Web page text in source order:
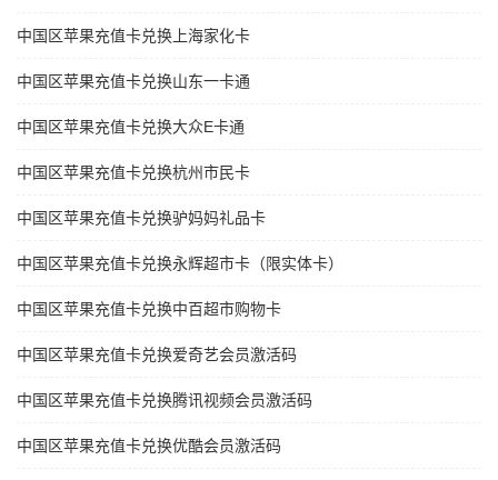
中国区苹果充值卡兑换上海家化卡
中国区苹果充值卡兑换山东一卡通
中国区苹果充值卡兑换大众E卡通
中国区苹果充值卡兑换杭州市民卡
中国区苹果充值卡兑换驴妈妈礼品卡
中国区苹果充值卡兑换永辉超市卡（限实体卡）
中国区苹果充值卡兑换中百超市购物卡
中国区苹果充值卡兑换爱奇艺会员激活码
中国区苹果充值卡兑换腾讯视频会员激活码
中国区苹果充值卡兑换优酷会员激活码